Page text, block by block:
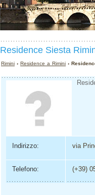
Residence Siesta
Rimini ›Residence a Rimini ›
Indirizzo: via
Telefono: (+39)